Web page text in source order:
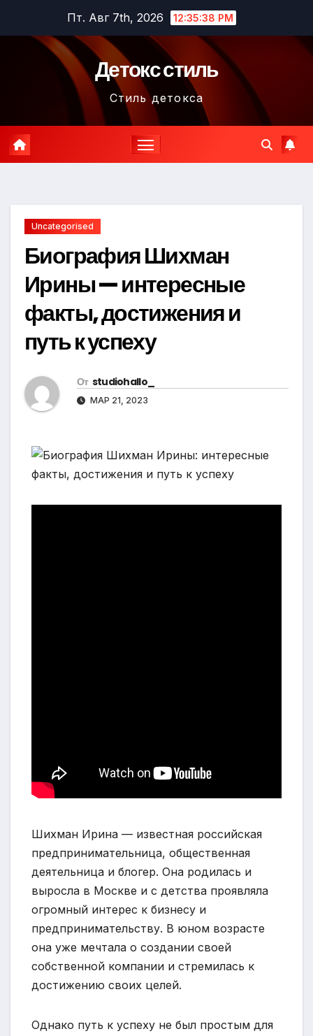
содержимому
Пт. Авг 7th, 2026 12:35:39 PM
Детокс стиль
Стиль детокса
Uncategorised
Биография Шихман
Ирины — интересные
факты, достижения и
путь к успеху
От studiohallo_
МАР 21, 2023
Шихман Ирина — известная российская
предпринимательница, общественная
деятельница и блогер. Она родилась и
выросла в Москве и с детства проявляла
огромный интерес к бизнесу и
предпринимательству. В юном возрасте
она уже мечтала о создании своей
собственной компании и стремилась к
достижению своих целей.
Однако путь к успеху не был простым для